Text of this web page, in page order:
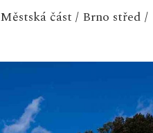
Městská část / Brno střed /